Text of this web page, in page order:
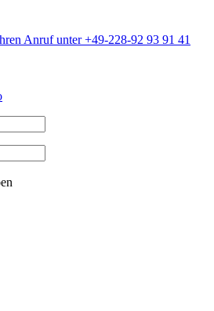
Anruf unter +49-228-92 93 91 41